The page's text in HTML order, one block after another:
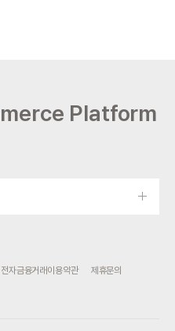
Platform
전자금융거래이용약관
제휴문의